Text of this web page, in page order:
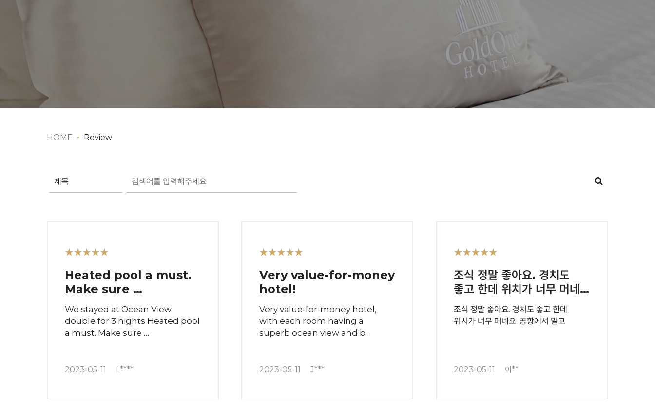
HOME Review
★★★★★
Heated pool a must.
Make sure …
We stayed at Ocean View
double for 3 nights Heated pool
a must. Make sure …
2023-05-11 L****
★★★★★
Very value-for-money
hotel!
Very value-for-money hotel,
with each room having a
superb ocean view and b…
2023-05-11 J***
★★★★★
조식 정말 좋아요. 경치도
좋고 한데 위치가 너무 머네…
조식 정말 좋아요. 경치도 좋고 한데
위치가 너무 머네요. 공항에서 멀고
2023-05-11 이**